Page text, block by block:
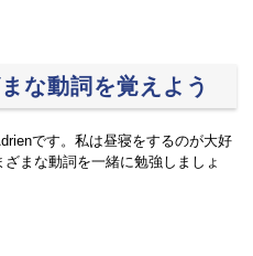
な動詞を覚えよう
です。私は昼寝をするのが大好
まな動詞を一緒に勉強しましょ